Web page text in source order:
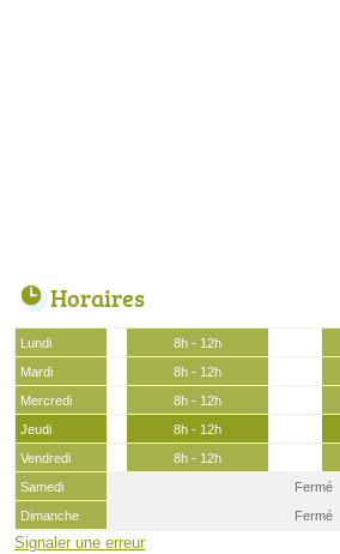
Horaires
Lundi 8h - 12h
Mardi
8h - 12h
Mercredi
8h - 12h
Jeudi
8h - 12h
Vendredi
8h - 12h
Samedi
Fermé
Dimanche
Fermé
Signaler une erreur